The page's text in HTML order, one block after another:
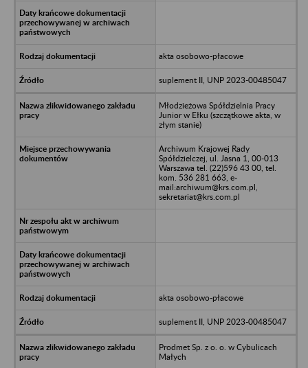
akta osobowo-płacowe
suplement II, UNP 2023-00485047
Młodzieżowa Spółdzielnia Pracy
Junior w Ełku (szczątkowe akta, w
złym stanie)
Archiwum Krajowej Rady
Spółdzielczej, ul. Jasna 1, 00-013
Warszawa tel. (22)596 43 00, tel.
kom. 536 281 663, e-
mail:archiwum@krs.com.pl,
sekretariat@krs.com.pl
akta osobowo-płacowe
suplement II, UNP 2023-00485047
Prodmet Sp. z o. o. w Cybulicach
Małych